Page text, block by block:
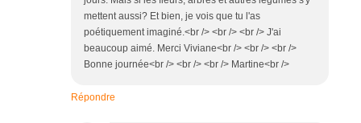
mettent aussi? Et bien, je vois que tu l'as
poétiquement imaginé.<br /> <br /> <br /> J'ai
beaucoup aimé. Merci Viviane<br /> <br /> <br />
Bonne journée<br /> <br /> <br /> Martine<br />
Répondre